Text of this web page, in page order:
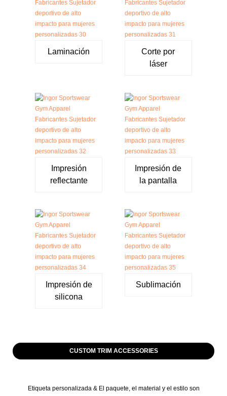
Laminación
Corte por
láser
Impresión
reflectante
Impresión de
la pantalla
Impresión de
silicona
Sublimación
CUSTOM TRIM ACCESSORIES
Etiqueta personalizada & El paquete, el material y el estilo son